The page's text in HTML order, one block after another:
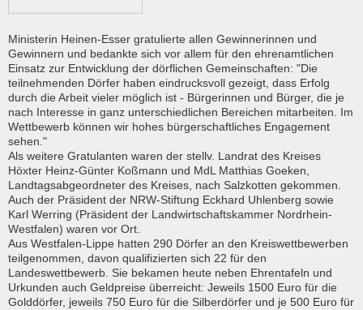
Ministerin Heinen-Esser gratulierte allen Gewinnerinnen und
Gewinnern und bedankte sich vor allem für den ehrenamtlichen
Einsatz zur Entwicklung der dörflichen Gemeinschaften: "Die
teilnehmenden Dörfer haben eindrucksvoll gezeigt, dass Erfolg
durch die Arbeit vieler möglich ist - Bürgerinnen und Bürger, die je
nach Interesse in ganz unterschiedlichen Bereichen mitarbeiten. Im
Wettbewerb können wir hohes bürgerschaftliches Engagement
sehen."
Als weitere Gratulanten waren der stellv. Landrat des Kreises
Höxter Heinz-Günter Koßmann und MdL Matthias Goeken,
Landtagsabgeordneter des Kreises, nach Salzkotten gekommen.
Auch der Präsident der NRW-Stiftung Eckhard Uhlenberg sowie
Karl Werring (Präsident der Landwirtschaftskammer Nordrhein-
Westfalen) waren vor Ort.
Aus Westfalen-Lippe hatten 290 Dörfer an den Kreiswettbewerben
teilgenommen, davon qualifizierten sich 22 für den
Landeswettbewerb. Sie bekamen heute neben Ehrentafeln und
Urkunden auch Geldpreise überreicht: Jeweils 1500 Euro für die
Golddörfer, jeweils 750 Euro für die Silberdörfer und je 500 Euro für